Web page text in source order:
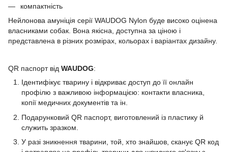
компактність
Нейлонова амуніція серії WAUDOG Nylon буде високо оцінена
власниками собак. Вона якісна, доступна за ціною і
представлена в різних розмірах, кольорах і варіантах дизайну.
QR паспорт від WAUDOG:
Ідентифікує тварину і відкриває доступ до її онлайн
профілю з важливою інформацією: контакти власника,
копії медичних документів та ін.
Подарунковий QR паспорт, виготовлений із пластику й
служить зразком.
У разі зникнення тварини, той, хто знайшов, сканує QR код